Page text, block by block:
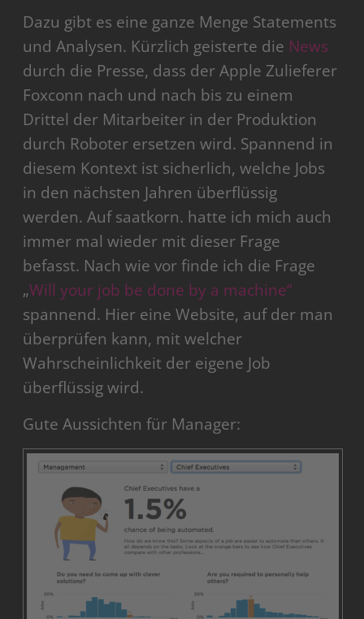
Dazu gibt es eine ganze Menge Statements
und Analysen. Kürzlich geisterte die News
durch die Presse, dass der Apple Zulieferer
Foxconn nach und nach bis zu einem
Drittel der Mitarbeiter in der Produktion
durch Roboter ersetzen wird. Spannend in
diesem Kontext ist sicherlich, welche Jobs
in den nächsten Jahren überflüssig
werden. Auf saatkorn. hatte ich mich auch
immer mal wieder mit dieser Frage
befasst. Nach wie vor finde ich die Frage
„Will your job be done by a machine“
spannend. Hier eine Website, auf der man
überprüfen kann, mit welcher
Wahrscheinlichkeit der eigene Job
überflüssig wird.
Gute Aussichten für Manager: